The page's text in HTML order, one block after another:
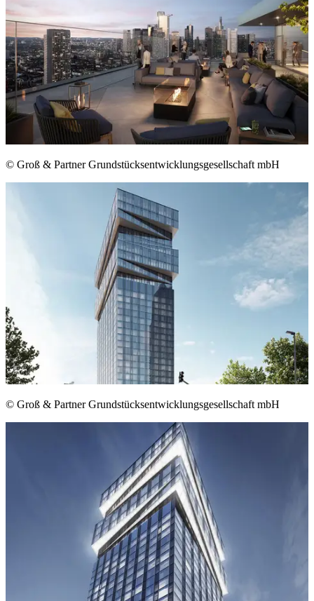
© Groß & Partner Grundstücksentwicklungsgesellschaft mbH
© Groß & Partner Grundstücksentwicklungsgesellschaft mbH